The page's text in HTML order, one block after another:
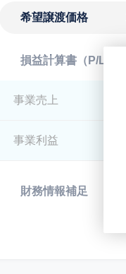
希望譲渡価格
損益計算書（P/L）
事業売上
事業利益
財務情報補足